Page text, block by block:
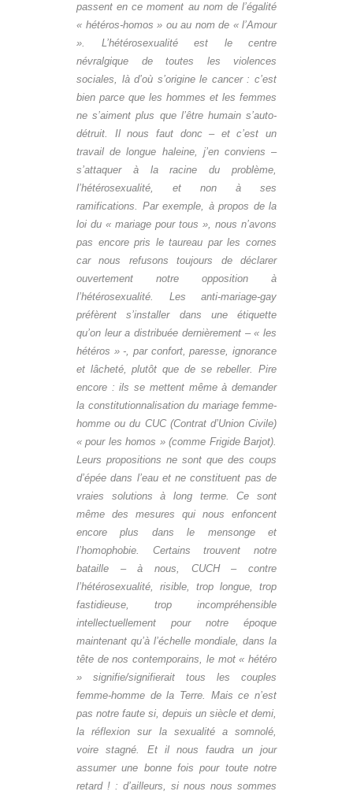
passent en ce moment au nom de l’égalité
« hétéros-homos » ou au nom de « l’Amour
». L’hétérosexualité est le centre
névralgique de toutes les violences
sociales, là d’où s’origine le cancer : c’est
bien parce que les hommes et les femmes
ne s’aiment plus que l’être humain s’auto-
détruit. Il nous faut donc – et c’est un
travail de longue haleine, j’en conviens –
s’attaquer à la racine du problème,
l’hétérosexualité, et non à ses
ramifications. Par exemple, à propos de la
loi du « mariage pour tous », nous n’avons
pas encore pris le taureau par les cornes
car nous refusons toujours de déclarer
ouvertement notre opposition à
l’hétérosexualité. Les anti-mariage-gay
préfèrent s’installer dans une étiquette
qu’on leur a distribuée dernièrement – « les
hétéros » -, par confort, paresse, ignorance
et lâcheté, plutôt que de se rebeller. Pire
encore : ils se mettent même à demander
la constitutionnalisation du mariage femme-
homme ou du CUC (Contrat d’Union Civile)
« pour les homos » (comme Frigide Barjot).
Leurs propositions ne sont que des coups
d’épée dans l’eau et ne constituent pas de
vraies solutions à long terme. Ce sont
même des mesures qui nous enfoncent
encore plus dans le mensonge et
l’homophobie. Certains trouvent notre
bataille – à nous, CUCH – contre
l’hétérosexualité, risible, trop longue, trop
fastidieuse, trop incompréhensible
intellectuellement pour notre époque
maintenant qu’à l’échelle mondiale, dans la
tête de nos contemporains, le mot « hétéro
» signifie/signifierait tous les couples
femme-homme de la Terre. Mais ce n’est
pas notre faute si, depuis un siècle et demi,
la réflexion sur la sexualité a somnolé,
voire stagné. Et il nous faudra un jour
assumer une bonne fois pour toute notre
retard ! : d’ailleurs, si nous nous sommes